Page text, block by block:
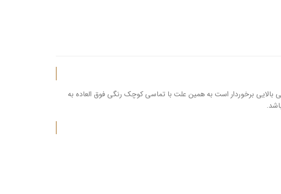
برخوردار است به همین علت با تماسی کوچک رنگی فوق العاده به